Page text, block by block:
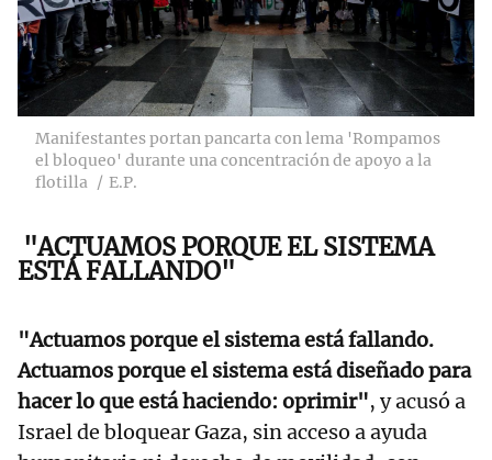
Manifestantes portan pancarta con lema 'Rompamos
el bloqueo' durante una concentración de apoyo a la
flotilla
E.P.
"ACTUAMOS PORQUE EL SISTEMA
ESTÁ FALLANDO"
"Actuamos porque el sistema está fallando.
Actuamos porque el sistema está diseñado para
hacer lo que está haciendo: oprimir", y acusó a
Israel de bloquear Gaza, sin acceso a ayuda